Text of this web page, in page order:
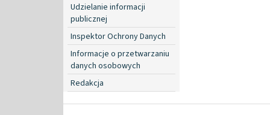
Udzielanie informacji
publicznej
Inspektor Ochrony Danych
Informacje o przetwarzaniu
danych osobowych
Redakcja